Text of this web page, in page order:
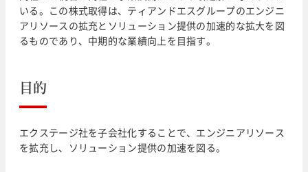
いる。この株式取得は、ティアンドエスグループのエンジニ
アリソースの拡充とソリューション提供の加速的な拡大を図
るものであり、中期的な業績向上を目指す。
目的
エクステージ社を子会社化することで、エンジニアリソース
を拡充し、ソリューション提供の加速を図る。